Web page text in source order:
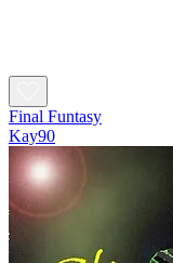
Final Funtasy
Kay90